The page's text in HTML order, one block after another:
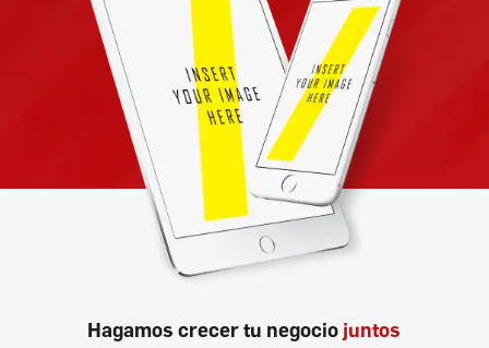
Hagamos crecer tu negocio juntos